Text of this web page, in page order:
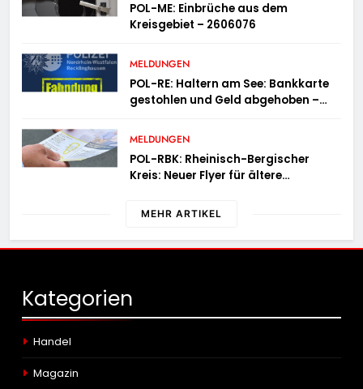
POL-ME: Einbrüche aus dem
Kreisgebiet – 2606076
MELDUNGEN
POL-RE: Haltern am See: Bankkarte
gestohlen und Geld abgehoben –
MELDUNGEN
POL-RBK: Rheinisch-Bergischer
Kreis: Neuer Flyer für ältere
MEHR ARTIKEL
Kategorien
Handel
Magazin